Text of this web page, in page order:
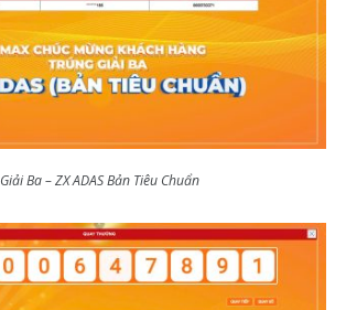
Giải Ba – ZX ADAS Bản Tiêu Chuẩn